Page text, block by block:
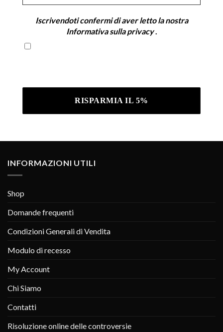
Iscrivendoti confermi di aver letto la nostra
Informativa sulla privacy.
INFORMAZIONI UTILI
Shop
Domande frequenti
Condizioni Generali di Vendita
Modulo di recesso
My Account
Chi Siamo
Contatti
Risoluzione online delle controversie